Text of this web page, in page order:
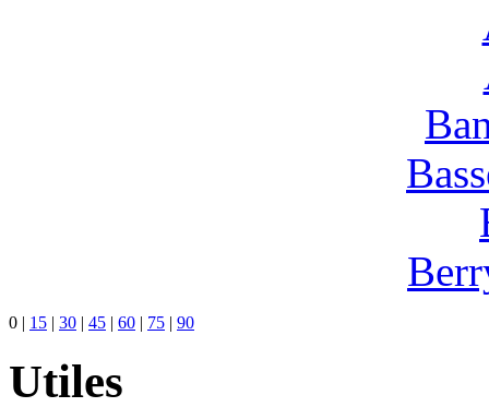
0 | 15 | 30 | 45 | 60 | 75 | 90
Utiles